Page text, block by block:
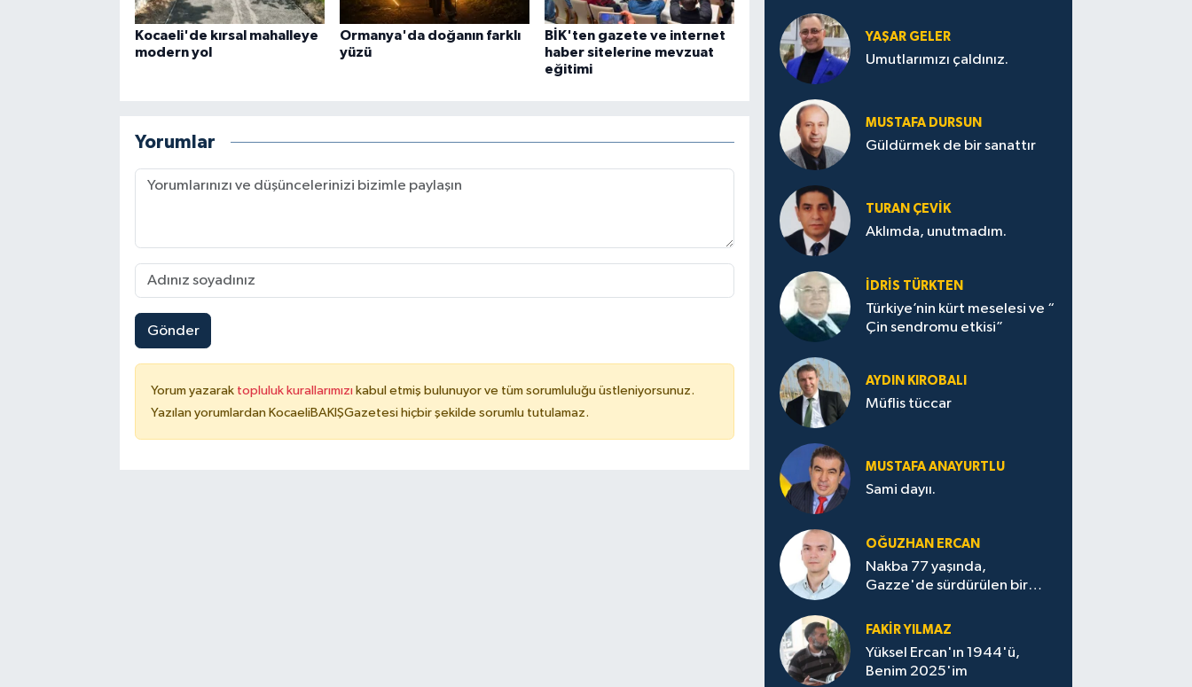
Kocaeli'de kırsal mahalleye
modern yol
Ormanya'da doğanın farklı
yüzü
BİK'ten gazete ve internet
haber sitelerine mevzuat
eğitimi
Yorumlar
Gönder
Yorum yazarak topluluk kurallarımızı kabul etmiş bulunuyor ve tüm sorumluluğu üstleniyorsunuz.
Yazılan yorumlardan KocaeliBAKIŞGazetesi hiçbir şekilde sorumlu tutulamaz.
YAŞAR GELER
Umutlarımızı çaldınız.
MUSTAFA DURSUN
Güldürmek de bir sanattır
TURAN ÇEVİK
Aklımda, unutmadım.
İDRİS TÜRKTEN
Türkiye’nin kürt meselesi ve “
Çin sendromu etkisi”
AYDIN KIROBALI
Müflis tüccar
MUSTAFA ANAYURTLU
Sami dayıı.
OĞUZHAN ERCAN
Nakba 77 yaşında,
Gazze'de sürdürülen bir
FAKİR YILMAZ
Yüksel Ercan'ın 1944'ü,
Benim 2025'im